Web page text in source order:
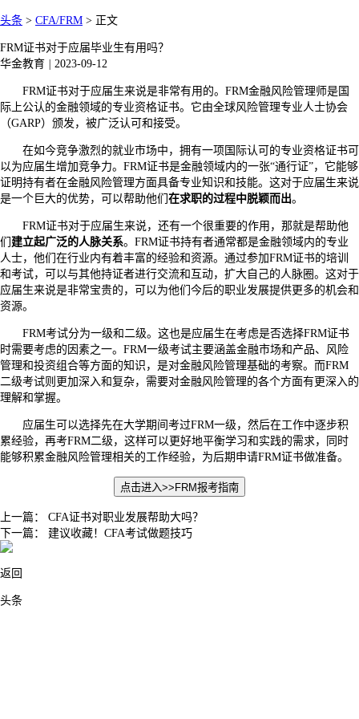
头条 > CFA/FRM > 正文
FRM证书对于应届毕业生有用吗？
华金教育
2023-09-12
FRM证书对于应届生来说是非常有用的。FRM金融风险管理师是国
际上公认的金融领域的专业资格证书。它由全球风险管理专业人士协会
（GARP）颁发，被广泛认可和接受。
在如今竞争激烈的就业市场中，拥有一项国际认可的专业资格证书可
以为应届生增加竞争力。FRM证书是金融领域内的一张“通行证”，它能够
证明持有者在金融风险管理方面具备专业知识和技能。这对于应届生来说
是一个巨大的优势，可以帮助他们 在求职的过程中脱颖而出。
FRM证书对于应届生来说，还有一个很重要的作用，那就是帮助他
们 建立起广泛的人脉关系。FRM证书持有者通常都是金融领域内的专业
人士，他们在行业内有着丰富的经验和资源。通过参加FRM证书的培训
和考试，可以与其他持证者进行交流和互动，扩大自己的人脉圈。这对于
应届生来说是非常宝贵的，可以为他们今后的职业发展提供更多的机会和
资源。
FRM考试分为一级和二级。这也是应届生在考虑是否选择FRM证书
时需要考虑的因素之一。FRM一级考试主要涵盖金融市场和产品、风险
管理和投资组合等方面的知识，是对金融风险管理基础的考察。而FRM
二级考试则更加深入和复杂，需要对金融风险管理的各个方面有更深入的
理解和掌握。
应届生可以选择先在大学期间考过FRM一级，然后在工作中逐步积
累经验，再考FRM二级，这样可以更好地平衡学习和实践的需求，同时
能够积累金融风险管理相关的工作经验，为后期申请FRM证书做准备。
点击进入>> FRM报考指南
上一篇： CFA证书对职业发展帮助大吗？
下一篇： 建议收藏！CFA考试做题技巧
返回
头条